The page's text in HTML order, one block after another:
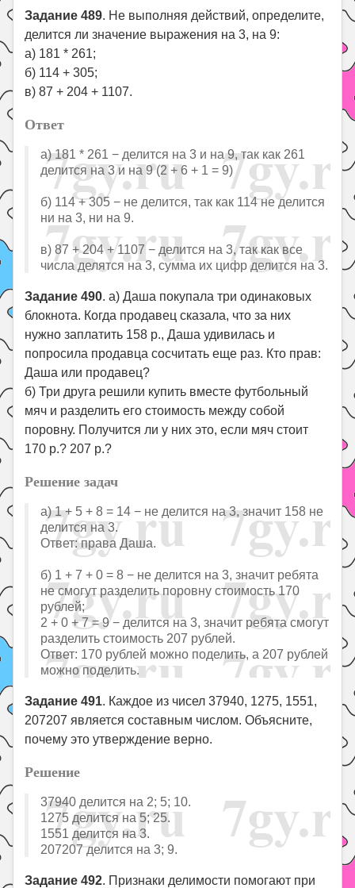
Задание 489. Не выполняя действий, определите,
делится ли значение выражения на 3, на 9:
а) 181 * 261;
б) 114 + 305;
в) 87 + 204 + 1107.
Ответ
а) 181 * 261 − делится на 3 и на 9, так как 261
делится на 3 и на 9 (2 + 6 + 1 = 9)
б) 114 + 305 − не делится, так как 114 не делится
ни на 3, ни на 9.
в) 87 + 204 + 1107 − делится на 3, так как все
числа делятся на 3, сумма их цифр делится на 3.
Задание 490. а) Даша покупала три одинаковых
блокнота. Когда продавец сказала, что за них
нужно заплатить 158 р., Даша удивилась и
попросила продавца сосчитать еще раз. Кто прав:
Даша или продавец?
б) Три друга решили купить вместе футбольный
мяч и разделить его стоимость между собой
поровну. Получится ли у них это, если мяч стоит
170 р.? 207 р.?
Решение задач
а) 1 + 5 + 8 = 14 − не делится на 3, значит 158 не
делится на 3.
Ответ: права Даша.
б) 1 + 7 + 0 = 8 − не делится на 3, значит ребята
не смогут разделить поровну стоимость 170
рублей;
2 + 0 + 7 = 9 − делится на 3, значит ребята смогут
разделить стоимость 207 рублей.
Ответ: 170 рублей можно поделить, а 207 рублей
можно поделить.
Задание 491. Каждое из чисел 37940, 1275, 1551,
207207 является составным числом. Объясните,
почему это утверждение верно.
Решение
37940 делится на 2; 5; 10.
1275 делится на 5; 25.
1551 делится на 3.
207207 делится на 3; 9.
Задание 492. Признаки делимости помогают при